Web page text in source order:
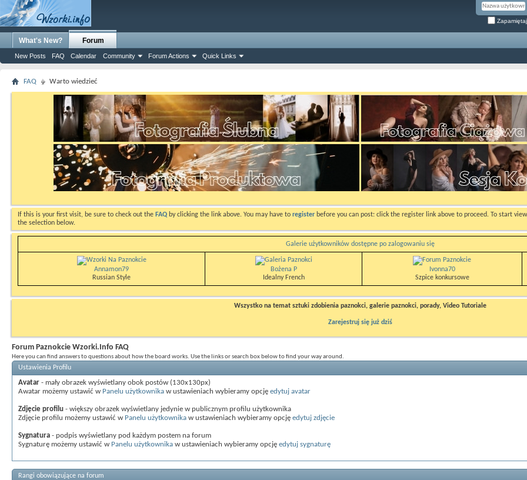
What's New? Forum
New Posts FAQ Calendar Community Forum Actions Quick Links
FAQ Warto wiedzieć
If this is your first visit, be sure to check out the FAQ by clicking the link above. You may have to register before you can post: click the register link above to proceed. To start
the selection below.
Galerie użytkowników dostępne po zalogowaniu się
Annamon79
Russian Style
Bożena P
Idealny French
Ivonna70
Szpice konkursowe
Wszystko na temat sztuki zdobienia paznokci, galerie paznokci, porady, Video Tutoriale
Zarejestruj się już dziś
Forum Paznokcie Wzorki.Info FAQ
Here you can find answers to questions about how the board works. Use the links or search box below to find your way around.
Ustawienia Profilu
Avatar - mały obrazek wyświetlany obok postów (130x130px)
Awatar możemy ustawić w Panelu użytkownika w ustawieniach wybieramy opcję edytuj avatar
Zdjęcie profilu - większy obrazek wyświetlany jedynie w publicznym profilu użytkownika
Zdjęcie profilu możemy ustawić w Panelu użytkownika w ustawieniach wybieramy opcję edytuj zdjęcie
Sygnatura - podpis wyświetlany pod każdym postem na forum
Sygnaturę możemy ustawić w Panelu użytkownika w ustawieniach wybieramy opcję edytuj sygnaturę
Rangi obowiązujące na forum